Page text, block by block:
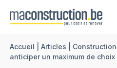
Accueil Articles Construction
anticiper un maximum de